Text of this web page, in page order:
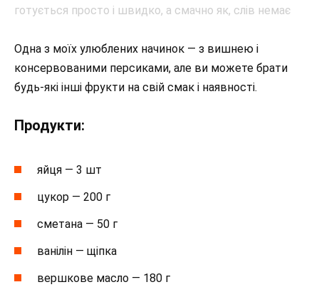
Одна з моїх улюблених начинок — з вишнею і
консервованими персиками, але ви можете брати
будь-які інші фрукти на свій смак і наявності.
Продукти:
яйця — 3 шт
цукор — 200 г
сметана — 50 г
ванілін — щіпка
вершкове масло — 180 г